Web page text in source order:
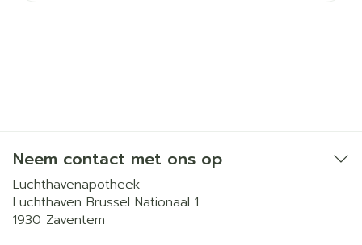
Neem contact met ons op
Luchthavenapotheek
Luchthaven Brussel Nationaal 1
1930 Zaventem